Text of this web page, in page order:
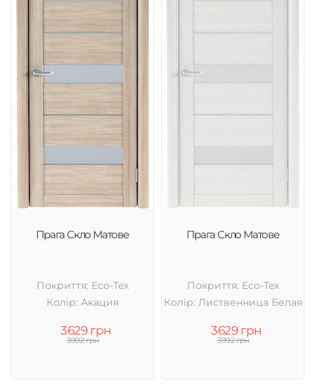
Прага Скло Матове
Покриття: Eco-Tex
Колір: Акация
3629 грн
3992 грн
Прага Скло Матове
Покриття: Eco-Tex
Колір: Лиственница Белая
3629 грн
3992 грн